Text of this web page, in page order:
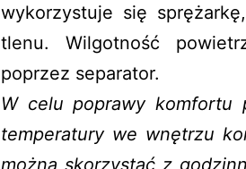
wykorzystuje się
tlenu. Wilgotność
poprzez separator.
W celu poprawy komfortu
temperatury we wnętrzu
można skorzystać z